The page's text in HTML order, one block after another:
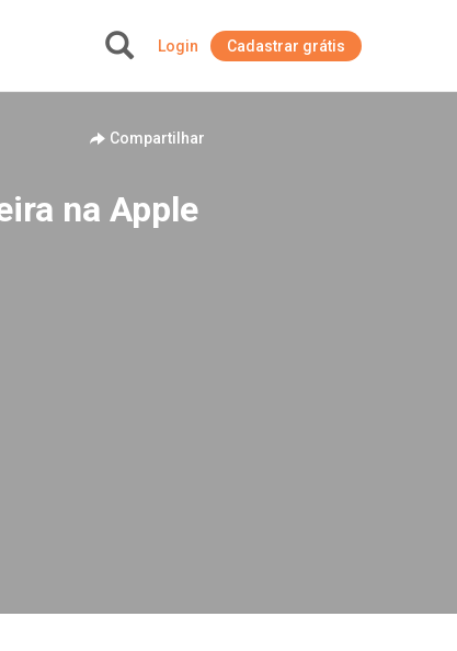
Login Cadastrar grátis
Compartilhar
na Apple